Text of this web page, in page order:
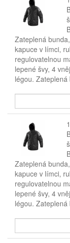
Zateplená
kapuce v límci,
regulovatelnou
lepené švy, 4
légou.
Zateplená
kapuce v límci,
regulovatelnou
lepené švy, 4
légou.